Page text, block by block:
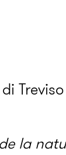
Treviso
la